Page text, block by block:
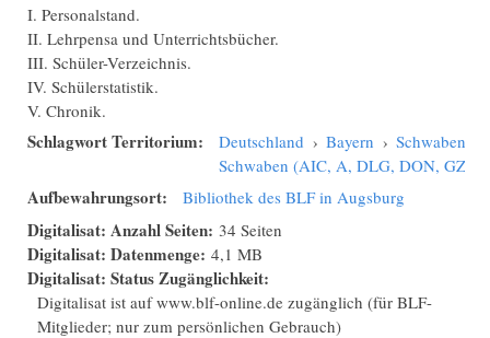
I. Personalstand.
II. Lehrpensa und Unterrichtsbücher.
III. Schüler-Verzeichnis.
IV. Schülerstatistik.
V. Chronik.
Schlagwort Territorium: Deutschland › Bayern › Schwaben
Schwaben (AIC, A, DLG, DON, GZ,
Aufbewahrungsort: Bibliothek des BLF in Augsburg
Digitalisat: Anzahl Seiten: 34 Seiten
Digitalisat: Datenmenge: 4,1 MB
Digitalisat: Status Zugänglichkeit:
Digitalisat ist auf www.blf-online.de zugänglich (für BLF-
Mitglieder; nur zum persönlichen Gebrauch)